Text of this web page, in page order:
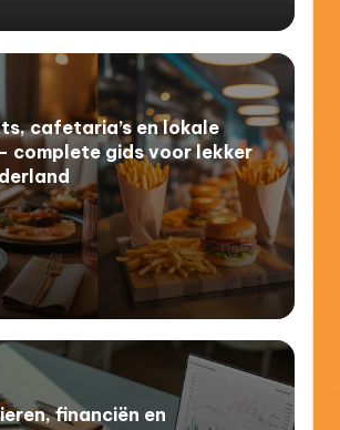
cafetaria’s en lokale
complete gids voor lekker
financiën en